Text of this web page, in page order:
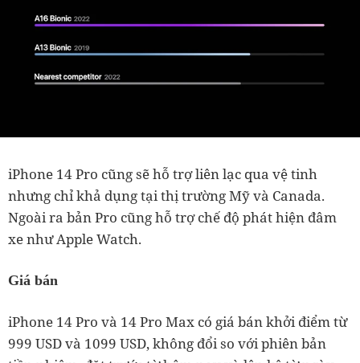
iPhone 14 Pro cũng sẽ hỗ trợ liên lạc qua vệ tinh
nhưng chỉ khả dụng tại thị trường Mỹ và Canada.
Ngoài ra bản Pro cũng hỗ trợ chế độ phát hiện đâm
xe như Apple Watch.
Giá bán
iPhone 14 Pro và 14 Pro Max có giá bán khởi điểm từ
999 USD và 1099 USD, không đổi so với phiên bản